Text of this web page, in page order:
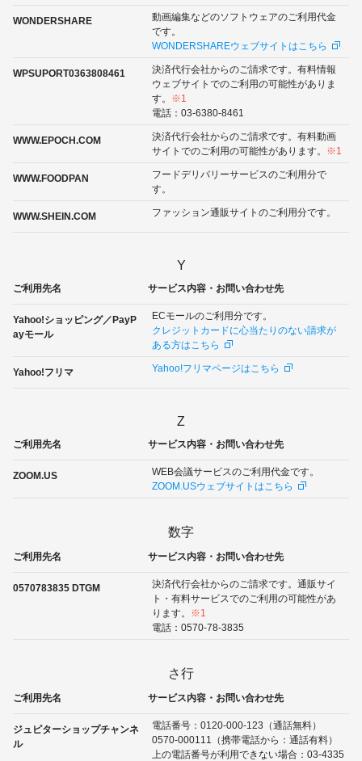
WONDERSHARE
動画編集などのソフトウェアのご利用代金
です。
WONDERSHAREウェブサイトはこちら
WPSUPORT0363808461
決済代行会社からのご請求です。有料情報
ウェブサイトでのご利用の可能性がありま
す。 ※1
電話：03-6380-8461
WWW.EPOCH.COM
決済代行会社からのご請求です。有料動画
サイトでのご利用の可能性があります。 ※1
WWW.FOODPAN
フードデリバリーサービスのご利用分で
す。
WWW.SHEIN.COM ファッション通販サイトのご利用分です。
Y
ご利用先名 サービス内容・お問い合わせ先
Yahoo!ショッピング／PayP
ayモール
ECモールのご利用分です。
クレジットカードに心当たりのない請求が
ある方はこちら
Yahoo!フリマ Yahoo!フリマページはこちら
Z
ご利用先名 サービス内容・お問い合わせ先
ZOOM.US
WEB会議サービスのご利用代金です。
ZOOM.USウェブサイトはこちら
数字
ご利用先名 サービス内容・お問い合わせ先
0570783835 DTGM
決済代行会社からのご請求です。通販サイ
ト・有料サービスでのご利用の可能性があ
ります。 ※1
電話：0570-78-3835
さ行
ご利用先名 サービス内容・お問い合わせ先
ジュピターショップチャンネ
ル
電話番号：0120-000-123（通話無料）
0570-000111（携帯電話から：通話有料）
上の電話番号が利用できない場合：03-4335